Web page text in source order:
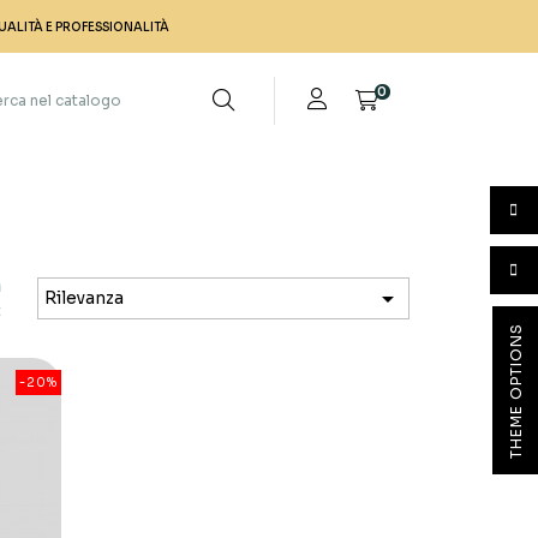
E PROFESSIONALITÀ
0
Rilevanza 
-20% THEME OPTIONS